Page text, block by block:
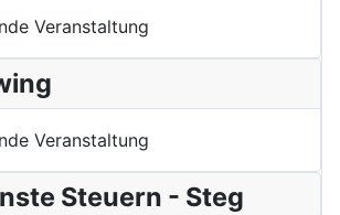
Veranstaltung
Veranstaltung
Steuern - Steg